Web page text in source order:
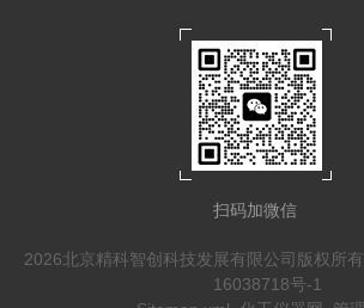
扫码加微信
2026北京精科智创科技发展有限公司版权所
16038718号-1